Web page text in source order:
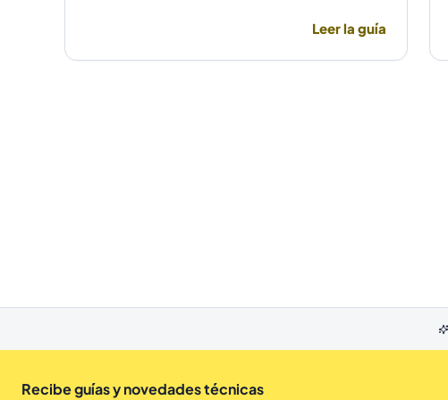
MOC3031 para un control de fase preciso
Leer la guía
Recibe guías y novedades técnicas